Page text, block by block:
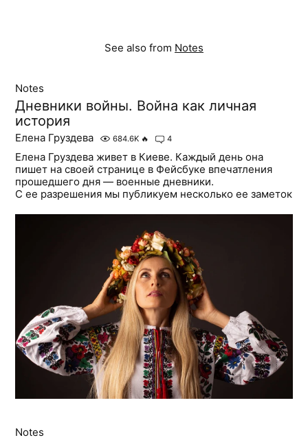
See also from Notes
Notes
Дневники войны. Война как личная
история
Елена Груздева 684.6K 🔥 4
Елена Груздева живет в Киеве. Каждый день она
пишет на своей странице в Фейсбуке впечатления
прошедшего дня — военные дневники.
С ее разрешения мы публикуем несколько ее заметок
Notes